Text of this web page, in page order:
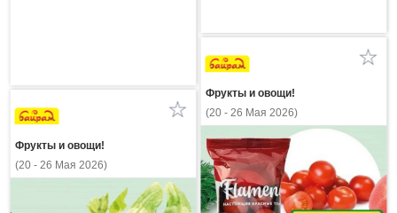
Фрукты и овощи!
(20 - 26 Мая 2026)
Фрукты и овощи!
(20 - 26 Мая 2026)